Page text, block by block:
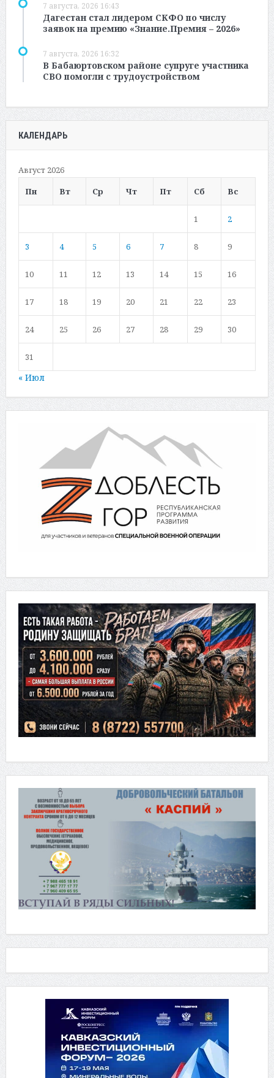
7 августа, 2026 16:43
Дагестан стал лидером СКФО по числу
заявок на премию «Знание.Премия – 2026»
7 августа, 2026 16:32
В Бабаюртовском районе супруге участника
СВО помогли с трудоустройством
КАЛЕНДАРЬ
Август 2026
Пн
Вт Ср Чт Пт Сб Вс
1 2
3 4 5 6 7 8 9
10 11 12 13 14 15 16
17 18 19 20 21 22 23
24 25 26 27 28 29 30
31
« Июл